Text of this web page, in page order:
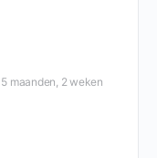
5 maanden, 2 weken